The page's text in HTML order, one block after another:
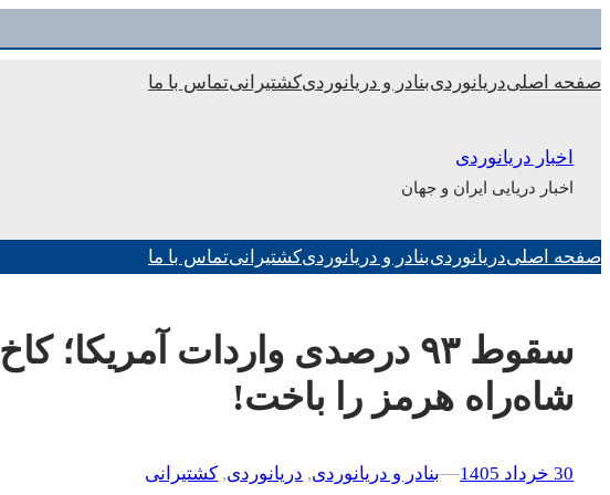
به
محتوا
صفحه اصلیدریانوردیبنادر و دریانوردیکشتیرانیتماس با ما
اخبار دریانوردی
اخبار دریایی ایران و جهان
صفحه اصلیدریانوردیبنادر و دریانوردیکشتیرانیتماس با ما
سقوط ۹۳ درصدی واردات
شاه‌راه هرمز را باخت!
30 خرداد 1405 –
–بنادر و دریانوردی, دریانوردی, کشتیرانی